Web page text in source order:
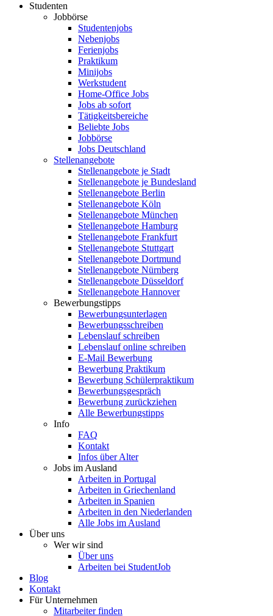
Studenten
Jobbörse
Studentenjobs
Nebenjobs
Ferienjobs
Praktikum
Minijobs
Werkstudent
Home-Office Jobs
Jobs ab sofort
Tätigkeitsbereiche
Beliebte Jobs
Jobbörse
Jobs Deutschland
Stellenangebote
Stellenangebote je Stadt
Stellenangebote je Bundesland
Stellenangebote Berlin
Stellenangebote Köln
Stellenangebote München
Stellenangebote Hamburg
Stellenangebote Frankfurt
Stellenangebote Stuttgart
Stellenangebote Dortmund
Stellenangebote Nürnberg
Stellenangebote Düsseldorf
Stellenangebote Hannover
Bewerbungstipps
Bewerbungsunterlagen
Bewerbungsschreiben
Lebenslauf schreiben
Lebenslauf online schreiben
E-Mail Bewerbung
Bewerbung Praktikum
Bewerbung Schülerpraktikum
Bewerbungsgespräch
Bewerbung zurückziehen
Alle Bewerbungstipps
Info
FAQ
Kontakt
Infos über Alter
Jobs im Ausland
Arbeiten in Portugal
Arbeiten in Griechenland
Arbeiten in Spanien
Arbeiten in den Niederlanden
Alle Jobs im Ausland
Über uns
Wer wir sind
Über uns
Arbeiten bei StudentJob
Blog
Kontakt
Für Unternehmen
Mitarbeiter finden